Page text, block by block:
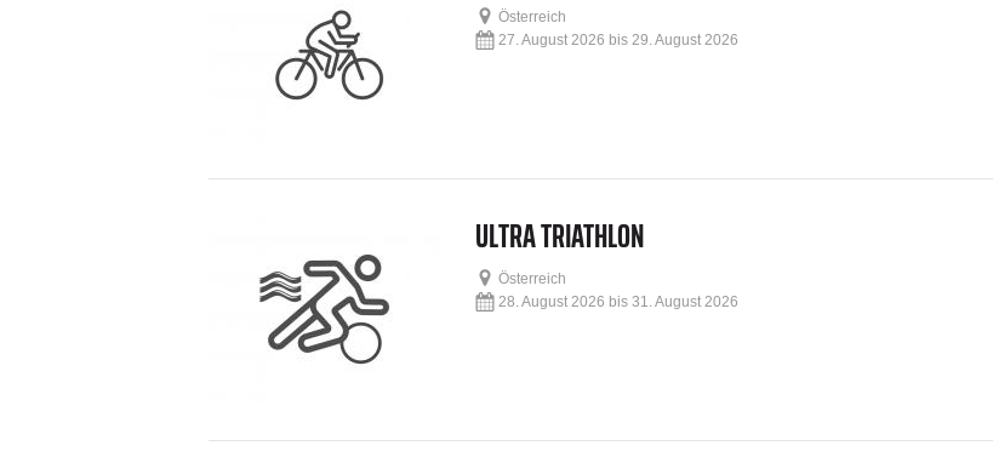
Österreich
27. August 2026 bis 29. August 2026
ULTRA TRIATHLON
Österreich
28. August 2026 bis 31. August 2026